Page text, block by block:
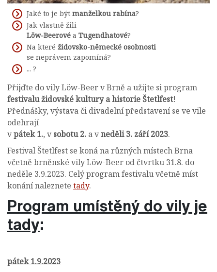
Jaké to je být manželkou rabína?
Jak vlastně žili
Löw-Beerové a Tugendhatové?
Na které židovsko-německé osobnosti
se neprávem zapomíná?
... ?
Přijďte do vily Löw-Beer v Brně a užijte si program
festivalu židovské kultury a historie Štetlfest!
Přednášky, výstava či divadelní představení se ve vile
odehrají
vpátek 1., vsobotu 2. a vneděli 3. září 2023.
Festival Štetlfest se koná na různých místech Brna
včetně brněnské vily Löw-Beer od čtvrtku 31.8. do
neděle 3.9.2023. Celý program festivalu včetně míst
konání naleznete tady.
Program umístěný do vily je
tady:
pátek 1.9.2023